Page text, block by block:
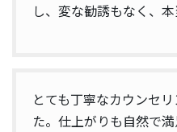
し、変な勧誘もなく、
とても丁寧なカウンセ
た。仕上がりも自然で